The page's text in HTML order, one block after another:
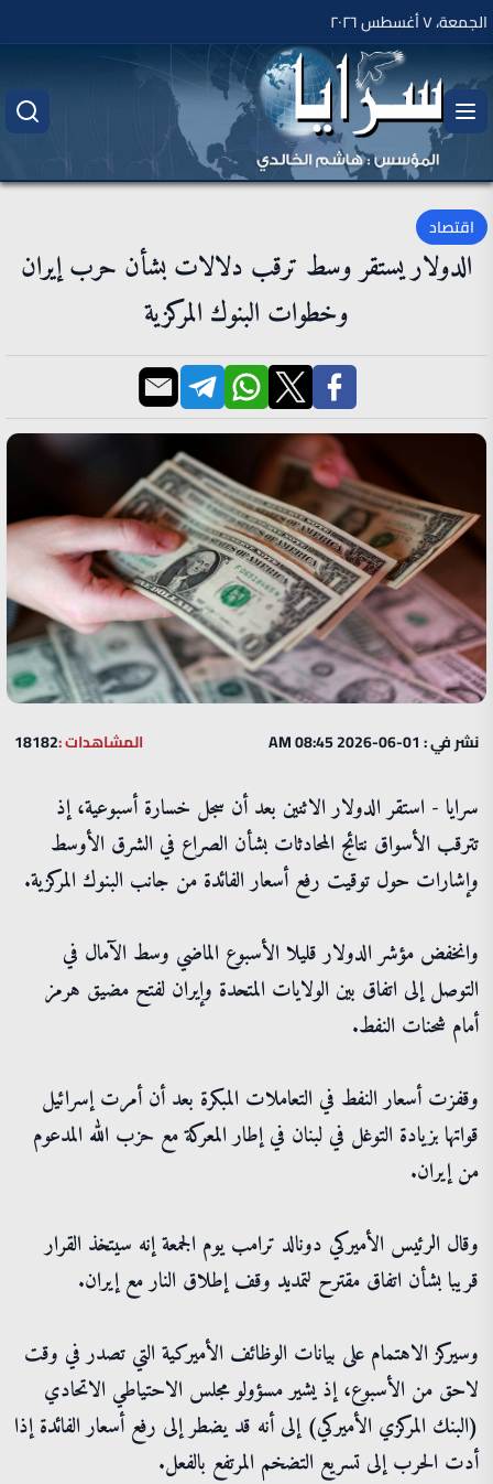
الجمعة، ٧ أغسطس ٢٠٢٦
اقتصاد
الدولار يستقر وسط ترقب دلالات بشأن حرب إيران
وخطوات البنوك المركزية
نشر في : 01-06-2026 08:45 AM المشاهدات :18182
سرايا - استقر الدولار الاثنين بعد أن سجل خسارة أسبوعية، إذ
تترقب الأسواق نتائج المحادثات بشأن الصراع في الشرق الأوسط
وإشارات حول توقيت رفع أسعار الفائدة من جانب البنوك المركزية.
وانخفض مؤشر الدولار قليلا الأسبوع الماضي وسط الآمال في
التوصل إلى اتفاق بين الولايات المتحدة وإيران لفتح مضيق هرمز
أمام شحنات النفط.
وقفزت أسعار النفط في التعاملات المبكرة بعد أن أمرت إسرائيل
قواتها بزيادة التوغل في لبنان في إطار المعركة مع حزب الله المدعوم
من إيران.
وقال الرئيس الأميركي دونالد ترامب يوم الجمعة إنه سيتخذ القرار
قريبا بشأن اتفاق مقترح لتمديد وقف إطلاق النار مع إيران.
وسيركز الاهتمام على بيانات الوظائف الأميركية التي تصدر في وقت
لاحق من الأسبوع، إذ يشير مسؤولو مجلس الاحتياطي الاتحادي
(البنك المركزي الأميركي) إلى أنه قد يضطر إلى رفع أسعار الفائدة إذا
أدت الحرب إلى تسريع التضخم المرتفع بالفعل.